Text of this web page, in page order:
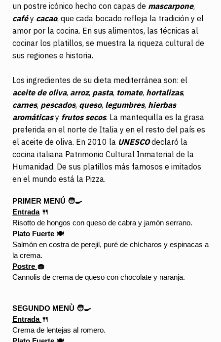
un postre icónico hecho con capas de mascarpone,
caféy cacao, que cada bocado refleja la tradición y el
amor por la cocina. En sus alimentos, las técnicas al
cocinar los platillos, se muestra la riqueza cultural de
sus regiones e historia.
Los ingredientes de su dieta mediterránea son: el
aceite de oliva, arroz, pasta, tomate, hortalizas,
carnes, pescados, queso, legumbres, hierbas
aromáticasy frutos secos. La mantequilla es la grasa
preferida en el norte de Italia y en el resto del país es
el aceite de oliva. En 2010 la UNESCOdeclaró la
cocina italiana Patrimonio Cultural Inmaterial de la
Humanidad. De sus platillos más famosos e imitados
en el mundo está la Pizza.
PRIMER MENÚ 🧑‍🍳
Entrada 🍴
Risotto de hongos con queso de cabra y jamón serrano.
Plato Fuerte 🍽️
Salmón en costra de perejil, puré de chícharos y espinacas a
la crema.
Postre 🧁
Cannolis de crema de queso con chocolate y naranja.
SEGUNDO MENÙ 🧑‍🍳
Entrada 🍴
Crema de lentejas al romero.